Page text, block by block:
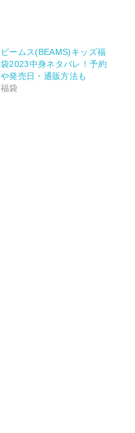
ビームス(BEAMS)キッズ福
袋2023中身ネタバレ！予約
や発売日・通販方法も
福袋